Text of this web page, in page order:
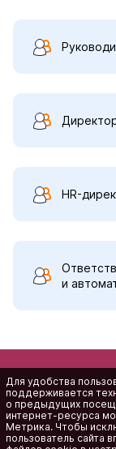
HR-
и
Для удобства
поддерживается
о предыдущих
интернет-ресурса
Метрика. Чтобы
пользователь сайта